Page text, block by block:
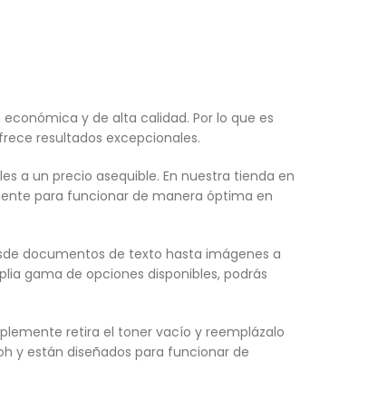
y de alta calidad. Por lo que es
resultados excepcionales.
a un precio asequible. En nuestra tienda en
para funcionar de manera óptima en
documentos de texto hasta imágenes a
gama de opciones disponibles, podrás
retira el toner vacío y reemplázalo
y están diseñados para funcionar de